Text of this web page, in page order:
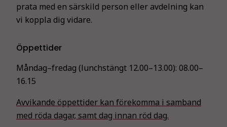
prata med en särskild person eller avdelning kan
vi koppla dig vidare.
Öppettider
Måndag–fredag (lunchstängt 12.00–13.00): 08.00–
16.15
Avvikande öppettider kan förekomma i samband
med röda dagar, samt dag innan röd dag.